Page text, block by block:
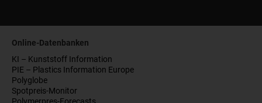
Online-Datenbanken
KI – Kunststoff Information
PIE – Plastics Information Europe
Polyglobe
Spotpreis-Monitor